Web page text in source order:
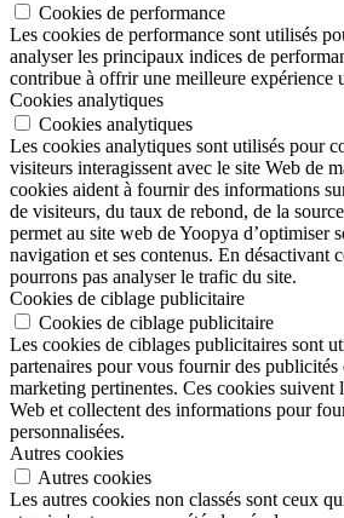
Cookies de performance
Les cookies de performance sont utilisés
analyser les principaux indices de
contribue à offrir une meilleure expérience
Cookies analytiques
Cookies analytiques
Les cookies analytiques sont utilisés pour
visiteurs interagissent avec le site Web de
cookies aident à fournir des informations
de visiteurs, du taux de rebond, de la
permet au site web de Yoopya d’optimiser
navigation et ses contenus. En désactivant
pourrons pas analyser le trafic du site.
Cookies de ciblage publicitaire
Cookies de ciblage publicitaire
Les cookies de ciblages publicitaires sont
partenaires pour vous fournir des publicités
marketing pertinentes. Ces cookies suivent
Web et collectent des informations pour
personnalisées.
Autres cookies
Autres cookies
Les autres cookies non classés sont ceux